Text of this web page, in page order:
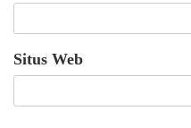
Situs Web